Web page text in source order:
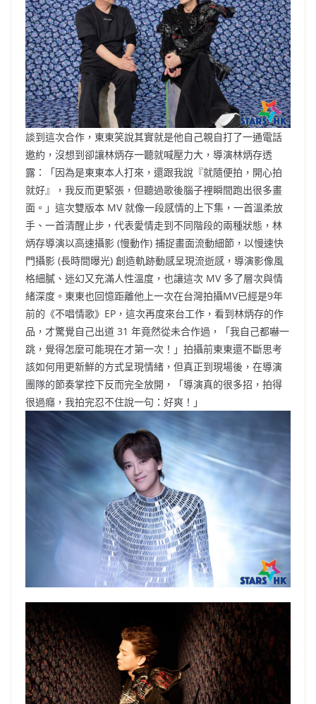
談到這次合作，東東笑說其實就是他自己親自打了一通電話
邀約，沒想到卻讓林炳存一聽就喊壓力大，導演林炳存透
露：「因為是東東本人打來，還跟我說『就隨便拍，開心拍
就好』，我反而更緊張，但聽過歌後腦子裡瞬間跑出很多畫
面。」這次雙版本 MV 就像一段感情的上下集，一首溫柔放
手、一首清醒止步，代表愛情走到不同階段的兩種狀態，林
炳存導演以高速攝影 (慢動作) 捕捉畫面流動細節，以慢速快
門攝影 (長時間曝光) 創造軌跡動感呈現流逝感，導演影像風
格細膩、迷幻又充滿人性溫度，也讓這次 MV 多了層次與情
緒深度。東東也回憶距離他上一次在台灣拍攝MV已經是9年
前的《不唱情歌》EP，這次再度來台工作，看到林炳存的作
品，才驚覺自己出道 31 年竟然從未合作過，「我自己都嚇一
跳，覺得怎麼可能現在才第一次！」拍攝前東東還不斷思考
該如何用更新鮮的方式呈現情緒，但真正到現場後，在導演
團隊的節奏掌控下反而完全放開，「導演真的很多招，拍得
很過癮，我拍完忍不住說一句：好爽！」